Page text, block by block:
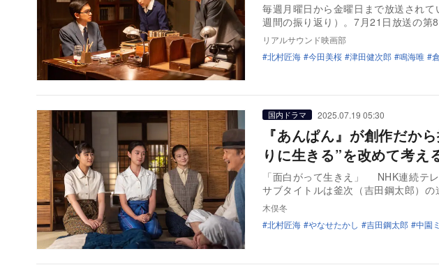
毎週月曜日から金曜日まで放送され
週間の振り返り）。7月21日放送の
リアルサウンド映画部
北村匠海
今田美桜 津田健次郎 鳴海唯
国内ドラマ 2025.07.19 05:30
『あんぱん』が創作だか
りに生きる”を改めて考え
「面白がって生きえ」 NHK連続テ
サブタイトルは釜次（吉田鋼太郎）
木俣冬
北村匠海
やなせたかし 吉田鋼太郎 中園